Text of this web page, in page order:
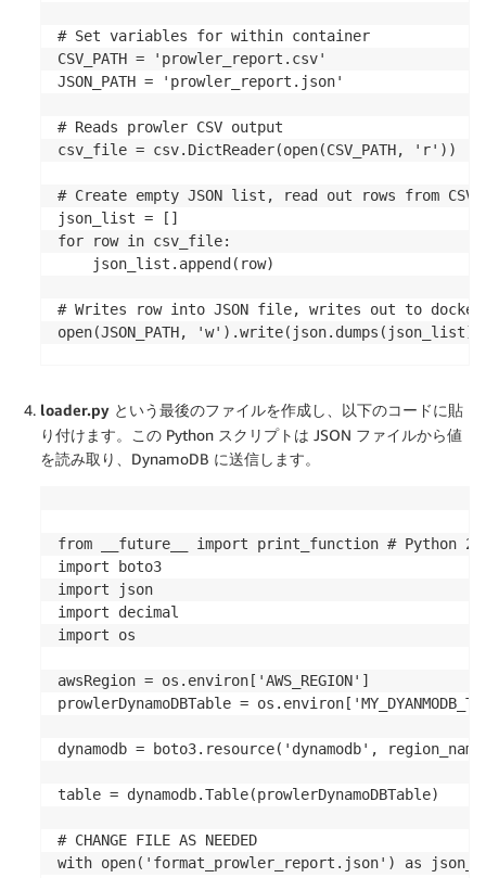
# Set variables for within container
CSV_PATH = 'prowler_report.csv'
JSON_PATH = 'prowler_report.json'
# Reads prowler CSV output
csv_file = csv.DictReader(open(CSV_PATH, 'r'))
# Create empty JSON list, read out rows from
json_list = []
for row in csv_file:
    json_list.append(row)
# Writes row into JSON file, writes out to docker
open(JSON_PATH, 'w').write(json.dumps(json_list))
with open('prowler_report.json') as f:
    data = json.load(f)
# remove data not needed for Security Hub
    del element['SCORED']
    del element['LEVEL']
    del element['ACCOUNT_NUM']
    del element['REGION']
with open('format_prowler_report.json', 'w') as
loader.py という最後のファイルを作成し、以下のコードに貼
り付けます。この Python スクリプトは JSON ファイルから値
を読み取り、DynamoDB に送信します。
from __future__ import print_function # Python
import boto3
import json
import decimal
import os
awsRegion = os.environ['AWS_REGION']
prowlerDynamoDBTable =
dynamodb = boto3.resource('dynamodb',
table = dynamodb.Table(prowlerDynamoDBTable)
# CHANGE FILE AS NEEDED
with open('format_prowler_report.json') as